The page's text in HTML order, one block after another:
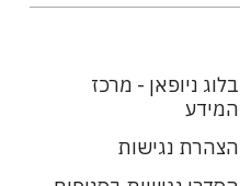
בלוג ניופאן - מרכז
המידע
הצהרת נגישות